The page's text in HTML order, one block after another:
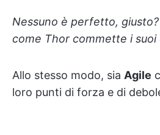
Nessuno è perfetto,
come Thor commette i suoi
Allo stesso modo, sia Agile
loro punti di forza e di